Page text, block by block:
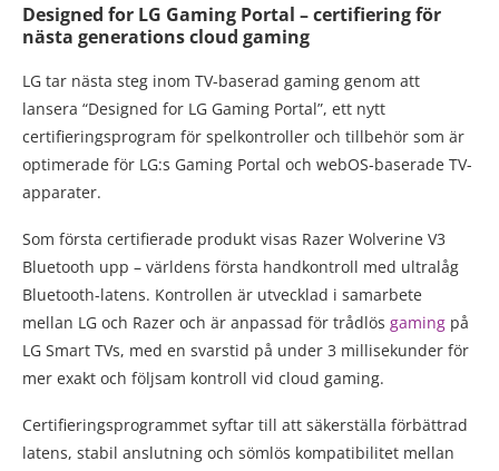
Designed for LG Gaming Portal – certifiering för
nästa generations cloud gaming
LG tar nästa steg inom TV-baserad gaming genom att
lansera “Designed for LG Gaming Portal”, ett nytt
certifieringsprogram för spelkontroller och tillbehör som är
optimerade för LG:s Gaming Portal och webOS-baserade TV-
apparater.
Som första certifierade produkt visas Razer Wolverine V3
Bluetooth upp – världens första handkontroll med ultralåg
Bluetooth-latens. Kontrollen är utvecklad i samarbete
mellan LG och Razer och är anpassad för trådlös gaming på
LG Smart TVs, med en svarstid på under 3 millisekunder för
mer exakt och följsam kontroll vid cloud gaming.
Certifieringsprogrammet syftar till att säkerställa förbättrad
latens, stabil anslutning och sömlös kompatibilitet mellan